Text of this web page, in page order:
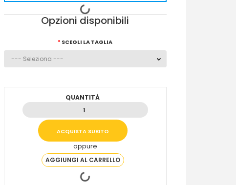
Opzioni disponibili
SCEGLI LA TAGLIA
QUANTITÀ
oppure